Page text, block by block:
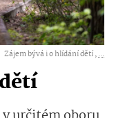
Zájem bývá i o hlídání dětí ,...